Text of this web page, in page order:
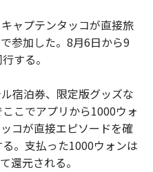
ャプテンタッコが直接旅
参加した。8月6日から9
する。
宿泊券、限定版グッズな
こでアプリから1000ウォ
コが直接エピソードを確
。支払った1000ウォンは
還元される。